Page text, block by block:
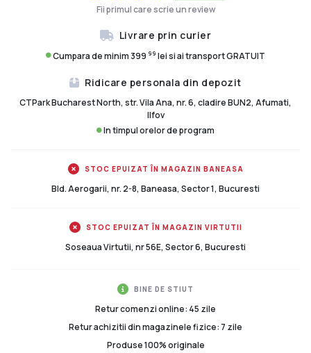
Fii primul care scrie un review
Livrare prin curier
Cumpara de minim 399 99 lei si ai transport GRATUIT
Ridicare personala din depozit
CTPark Bucharest North, str. Vila Ana, nr. 6, cladire BUN2, Afumati,
Ilfov
In timpul orelor de program
STOC EPUIZAT ÎN MAGAZIN BANEASA
Bld. Aerogarii, nr. 2-8, Baneasa, Sector 1, Bucuresti
STOC EPUIZAT ÎN MAGAZIN VIRTUTII
Soseaua Virtutii, nr 56E, Sector 6, Bucuresti
BINE DE STIUT
Retur comenzi online: 45 zile
Retur achizitii din magazinele fizice: 7 zile
Produse 100% originale